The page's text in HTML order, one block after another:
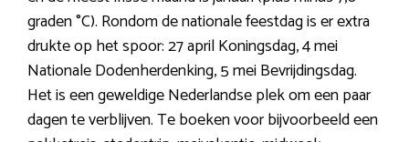
graden °C). Rondom de nationale feestdag is er extra
drukte op het spoor: 27 april Koningsdag, 4 mei
Nationale Dodenherdenking, 5 mei Bevrijdingsdag.
Het is een geweldige Nederlandse plek om een paar
dagen te verblijven. Te boeken voor bijvoorbeeld een